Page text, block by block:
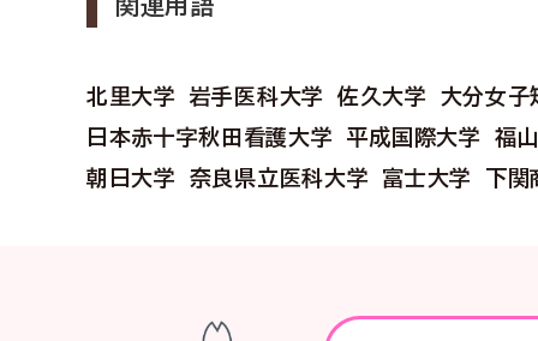
関連用語
北里大学 岩手医科大学 佐久大学
大分女子
日本赤十字秋田看護大学
平成国際大学
福
朝日大学
奈良県立医科大学 富士大学 下関